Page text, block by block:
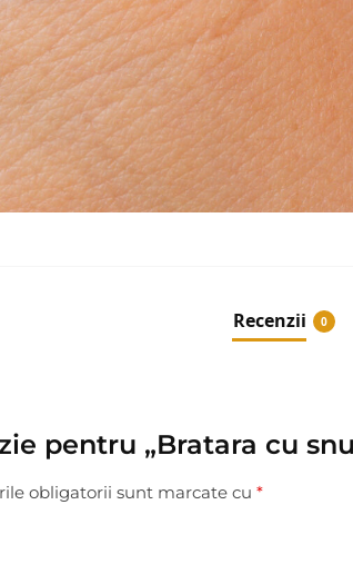
Recenzii 0
pentru „Bratara cu
obligatorii sunt marcate cu *